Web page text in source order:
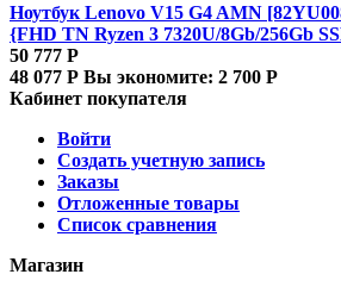
Ноутбук Lenovo V15 G4 AMN
{FHD TN Ryzen 3 7320U/8Gb/256Gb
50 777 Р
48 077 Р Вы экономите: 2 700 Р
Кабинет покупателя
Войти
Создать учетную запись
Заказы
Отложенные товары
Список сравнения
Магазин